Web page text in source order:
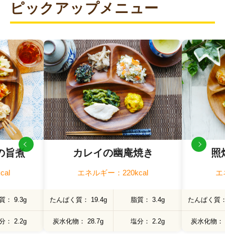
ピックアップメニュー
旨煮
9.3g
2.2g
カレイの幽庵焼き
エネルギー：220kcal
たんぱく質 19.4g 脂質 3.4g
炭水化物 28.7g 塩分 2.2g
照
エ
たんぱく質
炭水化物